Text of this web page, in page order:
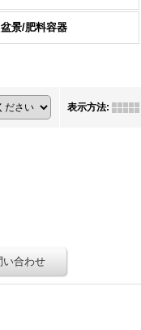
盆景/肥料容器
表示方法: